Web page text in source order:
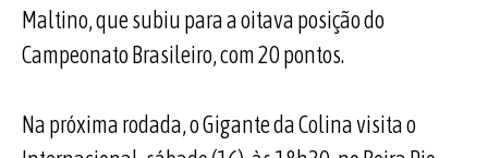
Maltino, que subiu para a oitava posição do
Campeonato Brasileiro, com 20 pontos.
Na próxima rodada, o Gigante da Colina visita o